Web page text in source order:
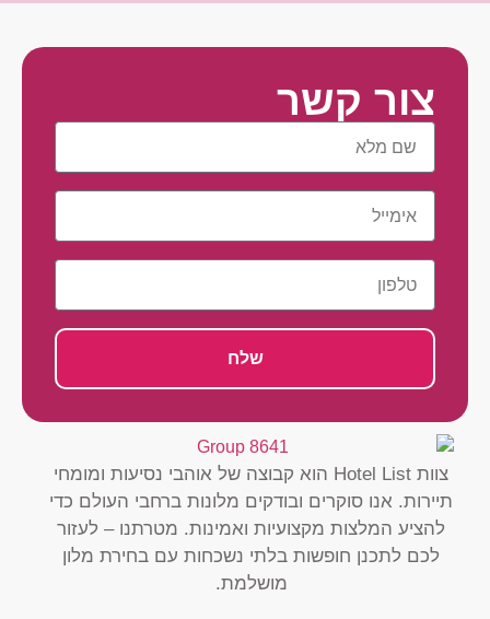
צור קשר
שלח
צוות Hotel List הוא קבוצה של אוהבי נסיעות ומומחי
תיירות. אנו סוקרים ובודקים מלונות ברחבי העולם כדי
להציע המלצות מקצועיות ואמינות. מטרתנו – לעזור
לכם לתכנן חופשות בלתי נשכחות עם בחירת מלון
מושלמת.